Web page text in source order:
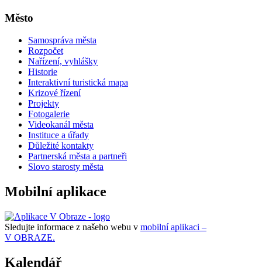
Město
Samospráva města
Rozpočet
Nařízení, vyhlášky
Historie
Interaktivní turistická mapa
Krizové řízení
Projekty
Fotogalerie
Videokanál města
Instituce a úřady
Důležité kontakty
Partnerská města a partneři
Slovo starosty města
Mobilní aplikace
Sledujte informace z našeho webu v mobilní aplikaci –
V OBRAZE.
Kalendář